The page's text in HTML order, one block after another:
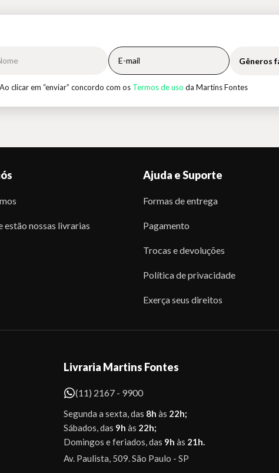
Gêneros
Ao clicar em “enviar” concordo com os Termos de uso da Martins Fontes
estão nossas livrarias
Ajuda e Suporte
Formas de entrega
Pagamento
Trocas e devoluções
Política de privacidade
Exerça seus direitos
Livraria Martins Fontes
(11) 2167 - 9900
Segunda a sexta, das 8h às 22h;
Sábados, das 9h às 22h;
Domingos e feriados, das 9h às 21h.
Av. Paulista, 509. São Paulo - SP